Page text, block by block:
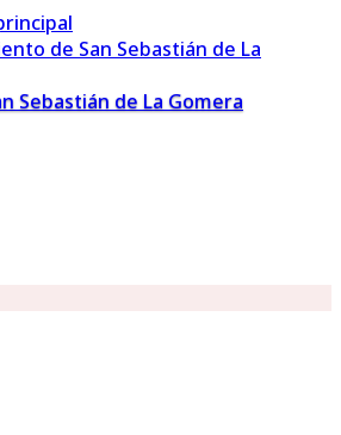
Sebastián de La Gomera